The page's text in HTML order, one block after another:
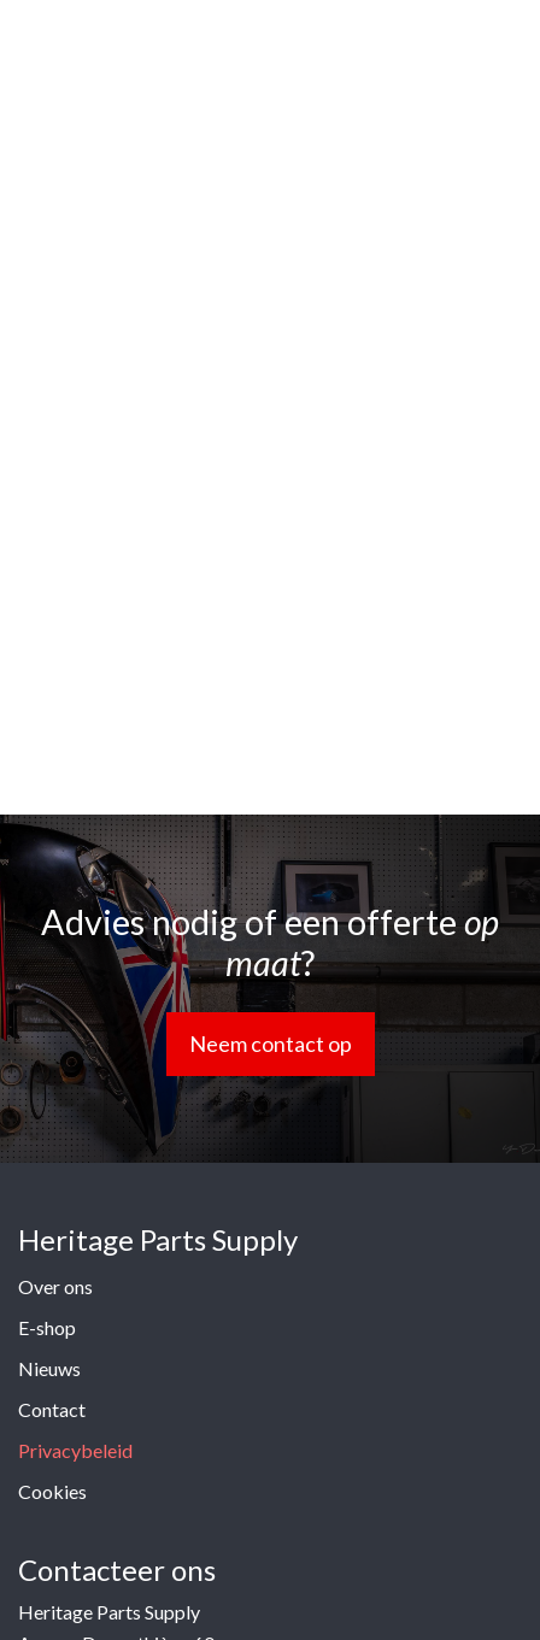
Advies nodig of een offerteop
maat?
Neem contact op
Heritage Parts Supply
Over ons
E-shop
Nieuws
Contact
Privacybeleid
Cookies
Contacteer ons
Heritage Parts Supply